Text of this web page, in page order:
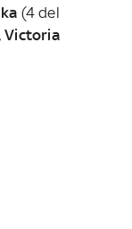
(4 del
Victoria